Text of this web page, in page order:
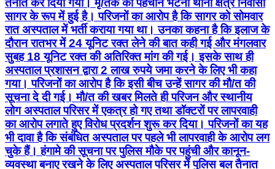
तैनात कर दिया गया। मृ/तक की पहचान भटनी थाना क्षेत्र निवासी
सागर के रूप में हुई है। परिजनों का आरोप है कि सागर को सोमवार
रात अस्पताल में भर्ती कराया गया था। उनका कहना है कि इलाज के
दौरान रातभर में 24 यूनिट रक्त लेने की बात कही गई और मंगलवार
सुबह 18 यूनिट रक्त की अतिरिक्त मांग की गई। इसके साथ ही
अस्पताल प्रशासन द्वारा 2 लाख रुपये जमा करने के लिए भी कहा
गया। परिजनों का आरोप है कि इसी बीच उन्हें सागर की मौ/त की
सूचना दे दी गई। मौ/त की खबर मिलते ही परिजन और स्थानीय
लोग अस्पताल परिसर में एकत्र हो गए तथा डॉक्टरों पर लापरवाही
का आरोप लगाते हुए विरोध प्रदर्शन शुरू कर दिया। परिजनों का यह
भी दावा है कि संबंधित अस्पताल पर पहले भी लापरवाही के आरोप लग
चुके हैं। हंगामे की सूचना पर पुलिस मौके पर पहुंची और कानून-
व्यवस्था बनाए रखने के लिए अस्पताल परिसर में पुलिस बल तैनात